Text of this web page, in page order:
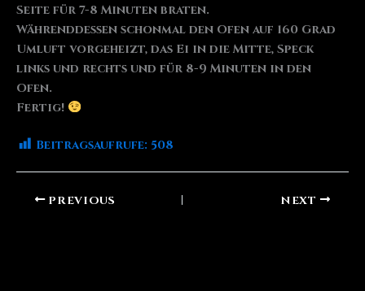
Seite für 7-8 Minuten braten.
Währenddessen schonmal den Ofen auf 160 Grad
Umluft vorgeheizt, das Ei in die Mitte, Speck
links und rechts und für 8-9 Minuten in den
Ofen.
Fertig!
Beitragsaufrufe: 508
PREVIOUS NEXT